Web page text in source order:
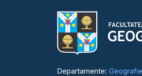
Departamente: Geografie